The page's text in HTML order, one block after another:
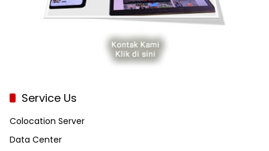
Service Us
Colocation Server
Data Center